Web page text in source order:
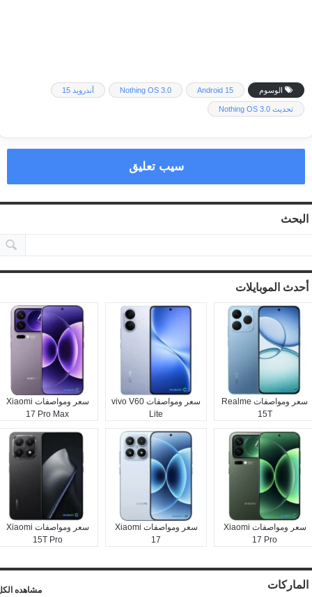
الوسوم Android 15
Nothing OS 3.0 أندرويد 15
تحديث Nothing OS 3.0
سيب تعليق
البحث
أحدث الموبايلات
سعر ومواصفات Realme
15T
سعر ومواصفات vivo V60
Lite
سعر ومواصفات Xiaomi
17 Pro Max
سعر ومواصفات Xiaomi
17 Pro
سعر ومواصفات Xiaomi
17
سعر ومواصفات Xiaomi
15T Pro
الماركات مشاهده